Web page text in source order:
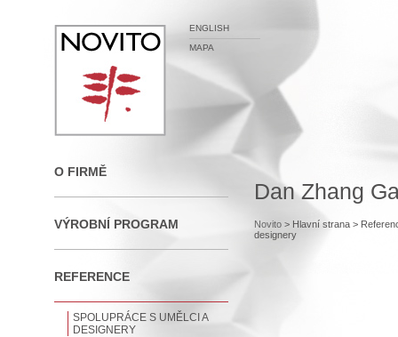
ENGLISH
MAPA
O FIRMĚ
VÝROBNÍ PROGRAM
REFERENCE
SPOLUPRÁCE S UMĚLCI A
DESIGNERY
Dan Zhang
Novito > Hlavní strana>
designery